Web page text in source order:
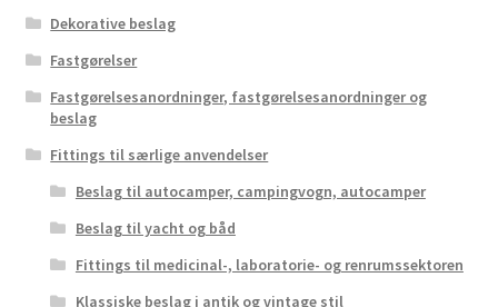
Dekorative beslag
Fastgørelser
Fastgørelsesanordninger, fastgørelsesanordninger og
beslag
Fittings til særlige anvendelser
Beslag til autocamper, campingvogn, autocamper
Beslag til yacht og båd
Fittings til medicinal-, laboratorie- og renrumssektoren
Klassiske beslag i antik og vintage stil